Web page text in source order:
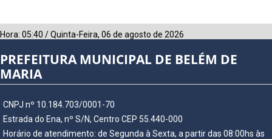
Hora: 05:40 /Quinta-Feira, 06 de agosto de 2026
PREFEITURA MUNICIPAL DE BELÉM DE
MARIA
CNPJ nº 10.184.703/0001-70
Estrada do Ena, nº S/N, Centro CEP 55.440-000
Horário de atendimento: de Segunda à Sexta, a partir das 08:00hs às